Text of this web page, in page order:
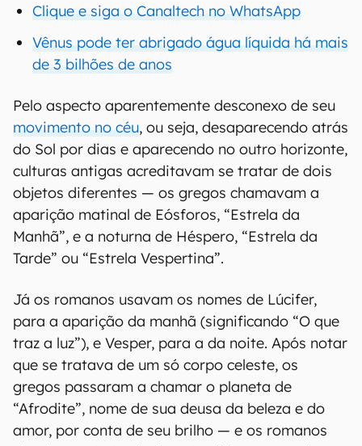
Clique e siga o Canaltech no WhatsApp
Vênus pode ter abrigado água líquida há mais
de 3 bilhões de anos
Pelo aspecto aparentemente desconexo de seu
movimento no céu, ou seja, desaparecendo atrás
do Sol por dias e aparecendo no outro horizonte,
culturas antigas acreditavam se tratar de dois
objetos diferentes — os gregos chamavam a
aparição matinal de Eósforos, “Estrela da
Manhã”, e a noturna de Héspero, “Estrela da
Tarde” ou “Estrela Vespertina”.
Já os romanos usavam os nomes de Lúcifer,
para a aparição da manhã (significando “O que
traz a luz”), e Vesper, para a da noite. Após notar
que se tratava de um só corpo celeste, os
gregos passaram a chamar o planeta de
“Afrodite”, nome de sua deusa da beleza e do
amor, por conta de seu brilho — e os romanos